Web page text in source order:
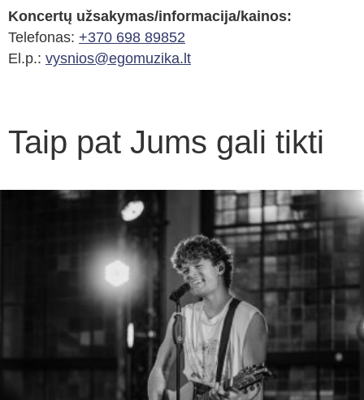
Koncertų užsakymas/informacija/kainos:
Telefonas: +370 698 89852
El.p.: vysnios@egomuzika.lt
Taip pat Jums gali tikti